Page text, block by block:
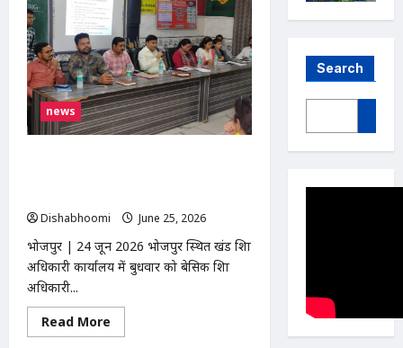
news
Dishabhoomi
June 25, 2026
भोजपुर | 24 जून 2026 भोजपुर स्थित खंड शिक्षा
अधिकारी कार्यालय में बुधवार को बेसिक शिक्षा
अधिकारी...
Read More
more
Search